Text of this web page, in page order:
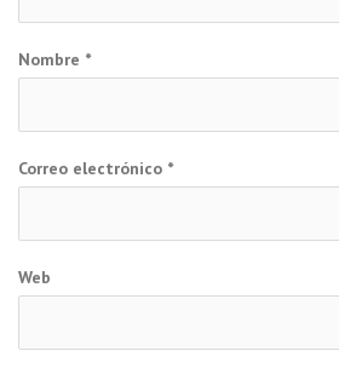
Nombre *
Correo electrónico *
Web